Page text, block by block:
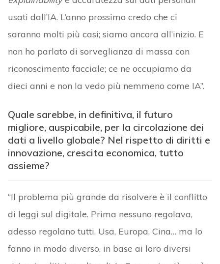
usati dall’IA. L’anno prossimo credo che ci
saranno molti più casi; siamo ancora all’inizio. E
non ho parlato di sorveglianza di massa con
riconoscimento facciale; ce ne occupiamo da
dieci anni e non la vedo più nemmeno come IA”.
Quale sarebbe, in definitiva, il futuro
migliore, auspicabile, per la circolazione dei
dati a livello globale? Nel rispetto di diritti e
innovazione, crescita economica, tutto
assieme?
“Il problema più grande da risolvere è il conflitto
di leggi sul digitale. Prima nessuno regolava,
adesso regolano tutti. Usa, Europa, Cina… ma lo
fanno in modo diverso, in base ai loro diversi